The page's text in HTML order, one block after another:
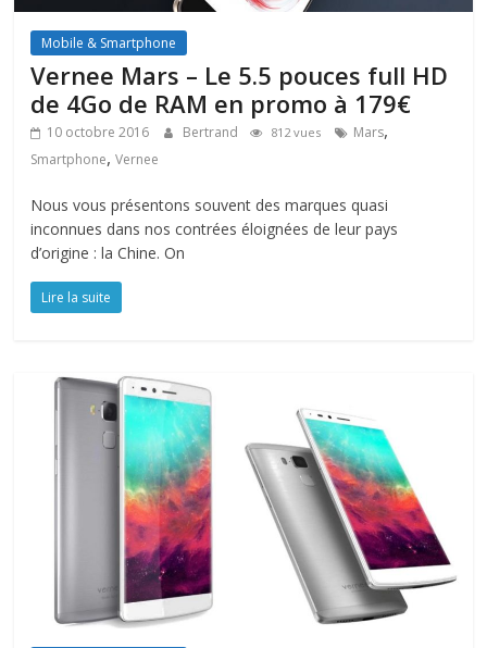
Mobile & Smartphone
Vernee Mars – Le 5.5 pouces full HD
de 4Go de RAM en promo à 179€
10 octobre 2016 Bertrand 812 vues Mars,
Smartphone,Vernee
Nous vous présentons souvent des marques quasi
inconnues dans nos contrées éloignées de leur pays
d’origine : la Chine. On
Lire la suite